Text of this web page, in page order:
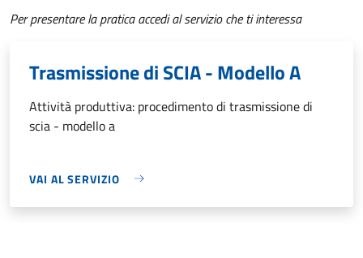
Per presentare la pratica accedi al servizio che ti interessa
Trasmissione di SCIA - Modello A
Attività produttiva: procedimento di trasmissione di
scia - modello a
VAI AL SERVIZIO